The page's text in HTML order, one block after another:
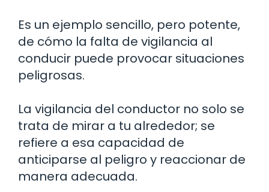
Es un ejemplo sencillo, pero potente,
de cómo la falta de vigilancia al
conducir puede provocar situaciones
peligrosas.
La vigilancia del conductor no solo se
trata de mirar a tu alrededor; se
refiere a esa capacidad de
anticiparse al peligro y reaccionar de
manera adecuada.